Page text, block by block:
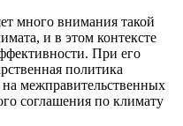
много внимания такой
и в этом контексте
При его
политика
межправительственных
соглашения по климату